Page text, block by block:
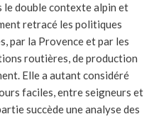
le double contexte alpin et
retracé les politiques
par la Provence et par les
routières, de production
Elle a autant considéré
faciles, entre seigneurs et
succède une analyse des